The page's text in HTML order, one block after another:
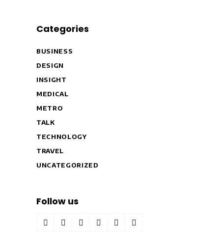
Categories
BUSINESS
DESIGN
INSIGHT
MEDICAL
METRO
TALK
TECHNOLOGY
TRAVEL
UNCATEGORIZED
Follow us